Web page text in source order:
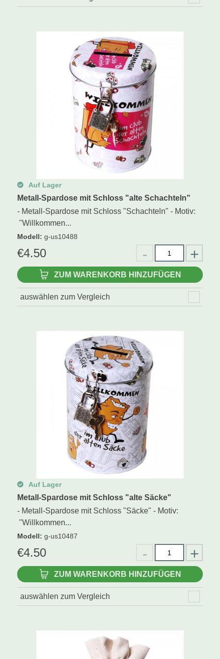
Auf Lager
Metall-Spardose mit Schloss "alte Schachteln"
- Metall-Spardose mit Schloss "Schachteln" - Motiv:
"Willkommen...
Modell: g-us10488
€4.50
ZUM WARENKORB HINZUFÜGEN
auswählen zum Vergleich
Auf Lager
Metall-Spardose mit Schloss "alte Säcke"
- Metall-Spardose mit Schloss "Säcke" - Motiv:
"Willkommen...
Modell: g-us10487
€4.50
ZUM WARENKORB HINZUFÜGEN
auswählen zum Vergleich